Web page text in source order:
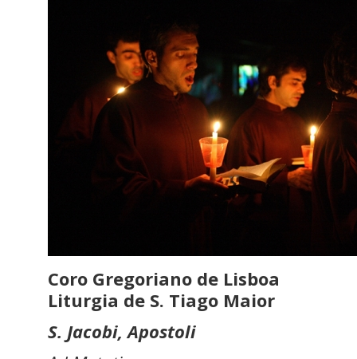
Coro Gregoriano de Lisboa
Liturgia de S. Tiago Maior
S. Jacobi, Apostoli